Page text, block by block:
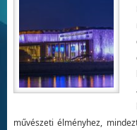
művészeti élményhez,